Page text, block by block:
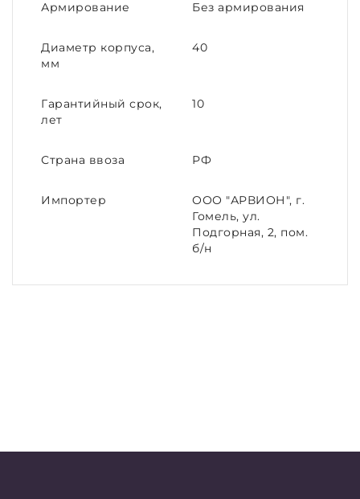
Армирование Без армирования
Диаметр корпуса,
мм
40
Гарантийный срок,
лет
10
Страна ввоза РФ
Импортер
ООО "АРВИОН", г.
Гомель, ул.
Подгорная, 2, пом.
б/н